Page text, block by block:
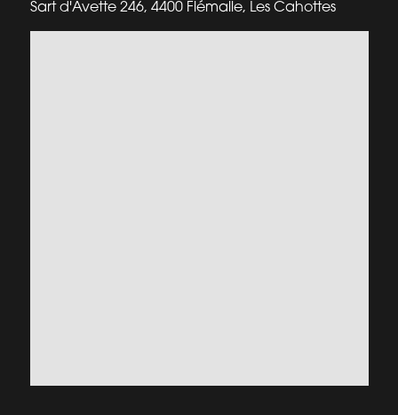
Sart d'Avette 246, 4400 Flémalle, Les Cahottes